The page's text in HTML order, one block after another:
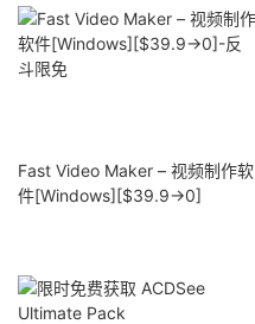
Fast Video Maker – 视频制作软
件[Windows][$39.9→0]